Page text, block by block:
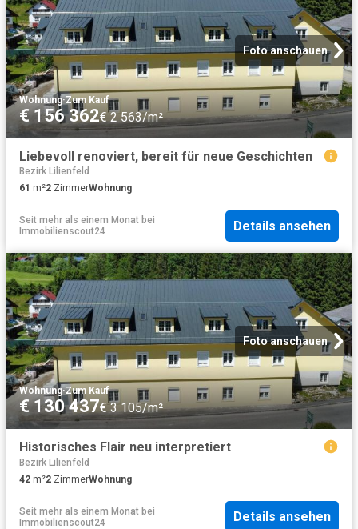
Foto anschauen
Wohnung·Zum Kauf
€ 156 362€ 2 563/m²
Liebevoll renoviert, bereit für neue Geschichten
Bezirk Lilienfeld
61 m²2 ZimmerWohnung
Seit mehr als einem Monat bei
Immobilienscout24
Details ansehen
Foto anschauen
Wohnung·Zum Kauf
€ 130 437€ 3 105/m²
Historisches Flair neu interpretiert
Bezirk Lilienfeld
42 m²2 ZimmerWohnung
Seit mehr als einem Monat bei
Immobilienscout24
Details ansehen